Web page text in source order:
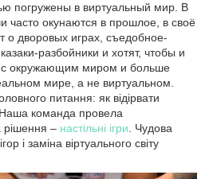
погружены в виртуальный мир. В
часто окунаются в прошлое, в своё
о дворовых играх, съедобное-
разбойники и хотят, чтобы и
с окружающим миром и больше
мире, а не виртуальном.
питання: як відірвати
команда провела
рішення – настільні ігри . Чудова
і заміна віртуального світу